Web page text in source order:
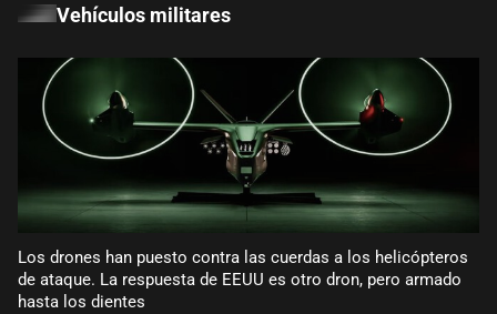
Vehículos militares
Los drones han puesto contra las cuerdas a los helicópteros
de ataque. La respuesta de EEUU es otro dron, pero armado
hasta los dientes